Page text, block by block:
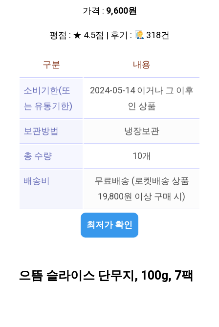
가격 : 9,600원
평점 : ★ 4.5점 | 후기 :
318건
구분
내용
소비기한(또
는 유통기한)
2024-05-14 이거나 그 이후
인 상품
보관방법
냉장보관
총 수량
10개
배송비
무료배송 (로켓배송 상품
19,800원 이상 구매 시)
최저가 확인
으뜸 슬라이스 단무지, 100g, 7팩